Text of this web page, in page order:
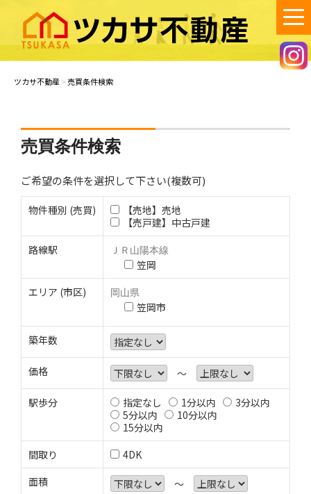
ン
ツカサ不動産
笠岡市で不動産の賃貸・売買・空き家管理のご相談は、ツカサ不動産
ツカサ不動産>売買条件検索
売買条件検索
ご希望の条件を選択して下さい(複数可)
物件種別 (売買)
【売地】売地
【売戸建】中古戸建
路線駅
ＪＲ山陽本線
笠岡
エリア (市区)
岡山県
笠岡市
築年数
価格 ～
駅歩分 指定なし 1分以内
3分以内
5分以内
10分以内
15分以内
間取り
4DK
面積
～